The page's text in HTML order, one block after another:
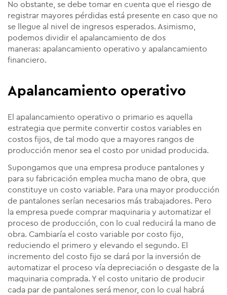
No obstante, se debe tomar en cuenta que el riesgo de
registrar mayores pérdidas está presente en caso que no
se llegue al nivel de ingresos esperados. Asimismo,
podemos dividir el apalancamiento de dos
maneras: apalancamiento operativo y apalancamiento
financiero.
Apalancamiento operativo
El apalancamiento operativo o primario es aquella
estrategia que permite convertir costos variables en
costos fijos, de tal modo que a mayores rangos de
producción menor sea el costo por unidad producida.
Supongamos que una empresa produce pantalones y
para su fabricación emplea mucha mano de obra, que
constituye un costo variable. Para una mayor producción
de pantalones serían necesarios más trabajadores. Pero
la empresa puede comprar maquinaria y automatizar el
proceso de producción, con lo cual reducirá la mano de
obra. Cambiaría el costo variable por costo fijo,
reduciendo el primero y elevando el segundo. El
incremento del costo fijo se dará por la inversión de
automatizar el proceso vía depreciación o desgaste de la
maquinaria comprada. Y el costo unitario de producir
cada par de pantalones será menor, con lo cual habrá